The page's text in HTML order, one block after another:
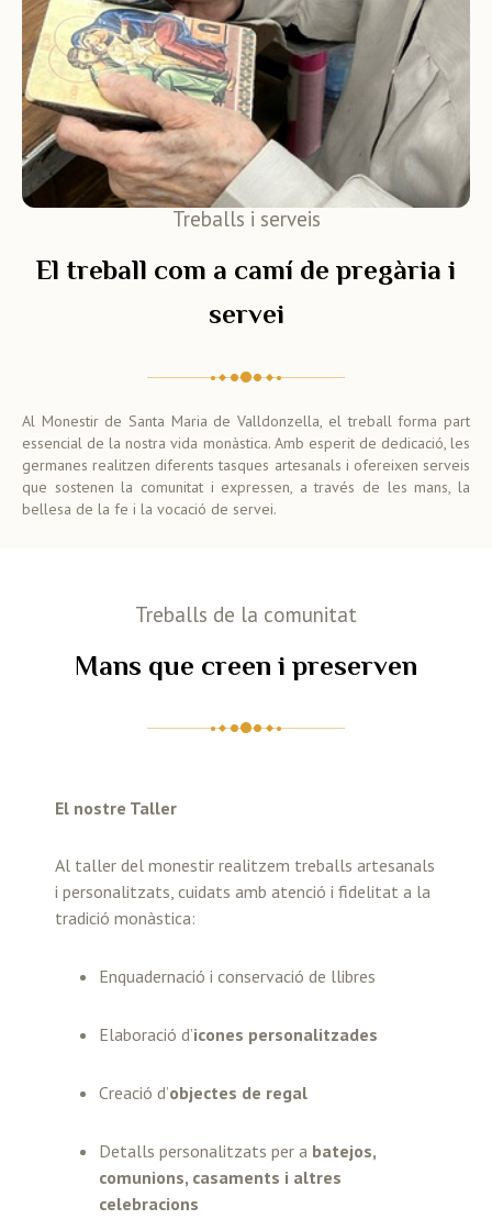
Treballs i serveis
El treball com a camí de pregària i
servei
Al Monestir de Santa Maria de Valldonzella, el treball forma part
essencial de la nostra vida monàstica. Amb esperit de dedicació, les
germanes realitzen diferents tasques artesanals i ofereixen serveis
que sostenen la comunitat i expressen, a través de les mans, la
bellesa de la fe i la vocació de servei.
Treballs de la comunitat
Mans que creen i preserven
El nostre Taller
Al taller del monestir realitzem treballs artesanals
i personalitzats, cuidats amb atenció i fidelitat a la
tradició monàstica:
Enquadernació i conservació de llibres
Elaboració d’icones personalitzades
Creació d’objectes de regal
Detalls personalitzats per a batejos,
comunions, casaments i altres
celebracions